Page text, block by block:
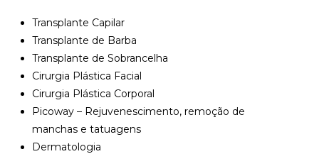
Transplante Capilar
Transplante de Barba
Transplante de Sobrancelha
Cirurgia Plástica Facial
Cirurgia Plástica Corporal
Picoway – Rejuvenescimento, remoção de
manchas e tatuagens
Dermatologia